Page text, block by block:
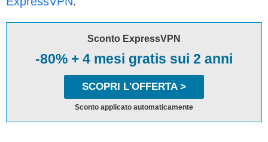
Sconto ExpressVPN
-80% + 4 mesi gratis sui 2 anni
SCOPRI L'OFFERTA >
Sconto applicato automaticamente